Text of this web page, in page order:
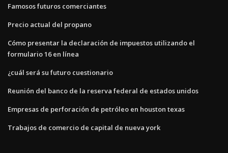
Famosos futuros comerciantes
Precio actual del propano
Cómo presentar la declaración de impuestos utilizando el
formulario 16 en línea
¿cuál será su futuro cuestionario
Reunión del banco de la reserva federal de estados unidos
Empresas de perforación de petróleo en houston texas
Trabajos de comercio de capital de nueva york